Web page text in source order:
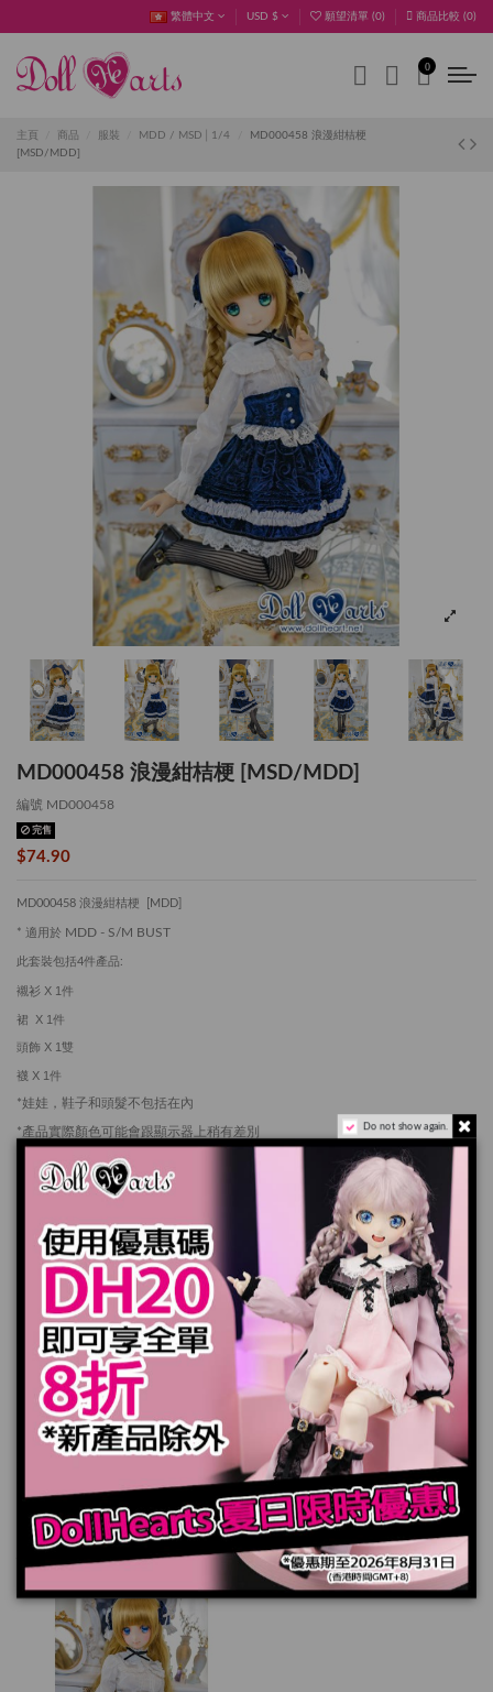
繁體中文 USD $ 願望清單 (0) 商品比較 (0)
0
主頁 商品 服裝 MDD / MSD│1/4
MD000458 浪漫紺桔梗
[MSD/MDD]
MD000458 浪漫紺桔梗 [MSD/MDD]
編號 MD000458
完售
$74.90
MD000458 浪漫紺桔梗 [MDD]
* 適用於 MDD - S/M BUST
此套裝包括4件產品:
襯衫 X 1件
裙 X 1件
頭飾 X 1 雙
襪 X 1件
*娃娃，鞋子和頭髮不包括在內
*產品實際顏色可能會跟顯示器上稍有差別
長時間穿著深色商品，顔色有可能會染到娃娃本體身上。請小心留意。
您也可能喜歡
Do not show again.